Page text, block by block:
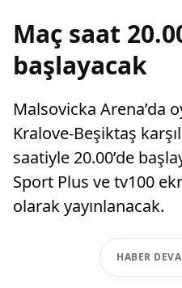
Maç saat
başlayacak
Malsovicka Arena’da
Kralove-Beşiktaş
saatiyle 20.00’de
Sport Plus ve tv100
olarak yayınlanacak.
HABER